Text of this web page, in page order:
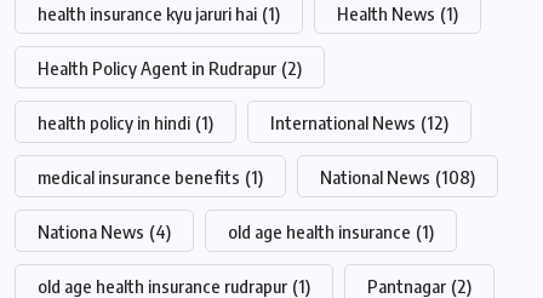
health insurance kyu jaruri hai (1) Health News (1)
Health Policy Agent in Rudrapur (2)
health policy in hindi (1) International News (12)
medical insurance benefits (1) National News (108)
Nationa News (4) old age health insurance (1)
old age health insurance rudrapur (1) Pantnagar (2)